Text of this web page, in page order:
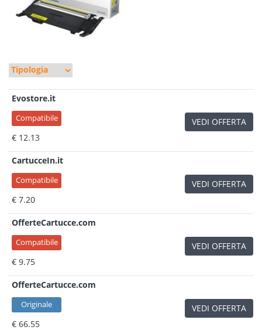
Evostore.it
Compatibile
€ 12.13
VEDI OFFERTA
CartucceIn.it
Compatibile
€ 7.20
VEDI OFFERTA
OfferteCartucce.com
Compatibile
€ 9.75
VEDI OFFERTA
OfferteCartucce.com
Originale
€ 66.55
VEDI OFFERTA